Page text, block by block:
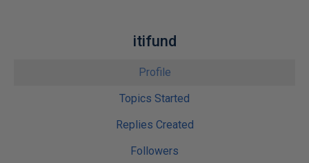
itifund
Profile
Topics Started
Replies Created
Followers